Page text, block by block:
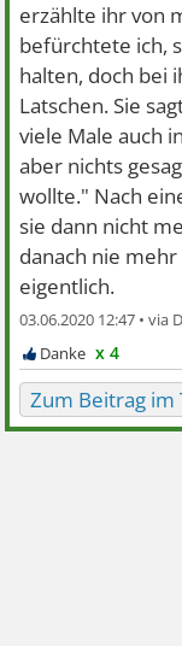
erzählte ihr von
befürchtete ich,
halten, doch bei
Latschen. Sie
viele Male auch
aber nichts
wollte." Nach
sie dann nicht
danach nie
eigentlich.
03.06.2020 12:47 •
x 4
Zum Beitrag im